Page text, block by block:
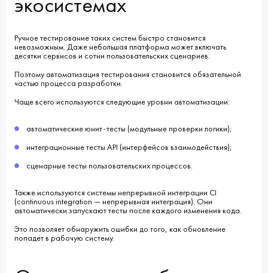
Ручное тестирование таких систем быстро становится
невозможным. Даже небольшая платформа может включать
десятки сервисов и сотни пользовательских сценариев.
Поэтому автоматизация тестирования становится обязательной
частью процесса разработки.
Чаще всего используются следующие уровни автоматизации:
автоматические юнит-тесты (модульные проверки логики);
интеграционные тесты API (интерфейсов взаимодействия);
сценарные тесты пользовательских процессов.
Также используются системы непрерывной интеграции CI
(continuous integration — непрерывная интеграция). Они
автоматически запускают тесты после каждого изменения кода.
Это позволяет обнаружить ошибки до того, как обновление
попадет в рабочую систему.